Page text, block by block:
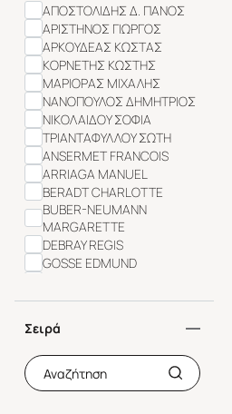
ΑΠΟΣΤΟΛΙΔΗΣ Δ. ΠΑΝΟΣ
ΑΡΙΣΤΗΝΟΣ ΓΙΩΡΓΟΣ
ΑΡΚΟΥΔΕΑΣ ΚΩΣΤΑΣ
ΚΟΡΝΕΤΗΣ ΚΩΣΤΗΣ
ΜΑΡΙΟΡΑΣ ΜΙΧΑΛΗΣ
ΝΑΝΟΠΟΥΛΟΣ ΔΗΜΗΤΡΙΟΣ
ΝΙΚΟΛΑΙΔΟΥ ΣΟΦΙΑ
ΤΡΙΑΝΤΑΦΥΛΛΟΥ ΣΩΤΗ
ANSERMET FRANCOIS
ARRIAGA MANUEL
BERADT CHARLOTTE
BUBER-NEUMANN
MARGARETTE
DEBRAY REGIS
GOSSE EDMUND
KLEIN NAOMI
STEINER GEORGE
VICO GIAMBATTISTA
ZWEIG STEFAN
Σειρά